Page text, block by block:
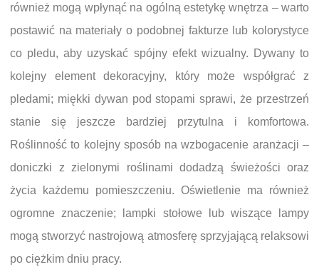
również mogą wpłynąć na ogólną estetykę wnętrza – warto
postawić na materiały o podobnej fakturze lub kolorystyce
co pledu, aby uzyskać spójny efekt wizualny. Dywany to
kolejny element dekoracyjny, który może współgrać z
pledami; miękki dywan pod stopami sprawi, że przestrzeń
stanie się jeszcze bardziej przytulna i komfortowa.
Roślinność to kolejny sposób na wzbogacenie aranżacji –
doniczki z zielonymi roślinami dodadzą świeżości oraz
życia każdemu pomieszczeniu. Oświetlenie ma również
ogromne znaczenie; lampki stołowe lub wiszące lampy
mogą stworzyć nastrojową atmosferę sprzyjającą relaksowi
po ciężkim dniu pracy.